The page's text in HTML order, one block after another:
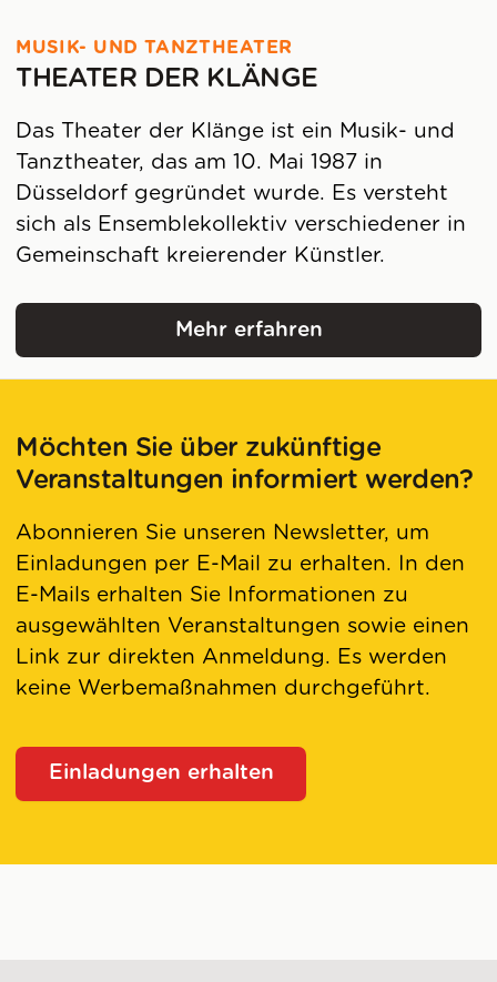
MUSIK- UND TANZTHEATER
THEATER DER KLÄNGE
Das Theater der Klänge ist ein Musik- und
Tanztheater, das am 10. Mai 1987 in
Düsseldorf gegründet wurde. Es versteht
sich als Ensemblekollektiv verschiedener in
Gemeinschaft kreierender Künstler.
Mehr erfahren
Möchten Sie über zukünftige
Veranstaltungen informiert werden?
Abonnieren Sie unseren Newsletter, um
Einladungen per E-Mail zu erhalten. In den
E-Mails erhalten Sie Informationen zu
ausgewählten Veranstaltungen sowie einen
Link zur direkten Anmeldung. Es werden
keine Werbemaßnahmen durchgeführt.
Einladungen erhalten